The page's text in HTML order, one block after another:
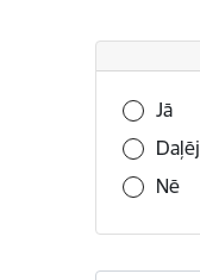
Vai šī
Jā
Nē